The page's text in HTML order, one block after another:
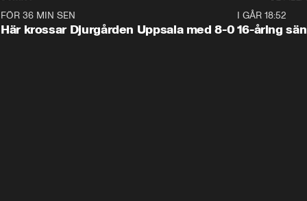
FÖR 36 MIN SEN
Här krossar Djurgården Uppsala med 8-0
I GÅR 18:52
16-åring